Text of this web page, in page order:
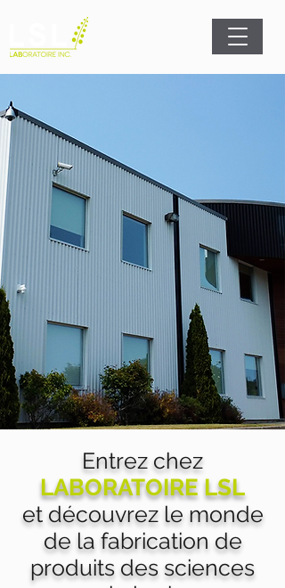
Entrez chez
LABORATOIRE LSL
et découvrez le monde
de la fabrication de
produits des sciences